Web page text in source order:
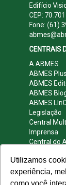
Utilizamos
experiência,
Edifício
CEP:
Fone: (61)
CENTRAIS
A ABMES
ABMES Plus
ABMES
ABMES
ABMES
Legislação
Central
Imprensa
Central do